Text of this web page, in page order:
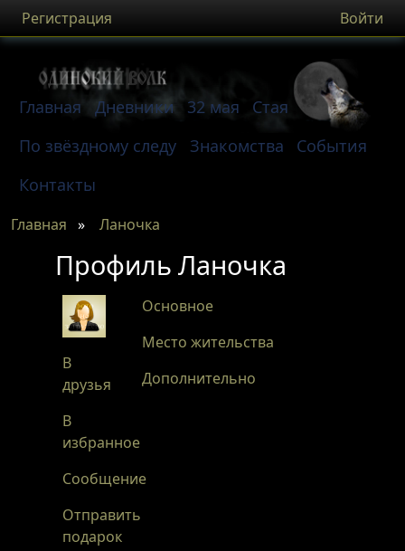
Регистрация Войти
Главная Дневники 32 мая
Стая
По звёздному следу
Знакомства
События
Контакты
Главная » Ланочка
Профиль Ланочка
В
друзья
В
избранное
Сообщение
Отправить
подарок
Основное
Место жительства
Дополнительно